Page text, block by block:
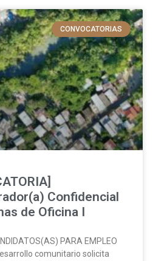
CONVOCATORIAS
Confidencial
de Oficina I
PARA EMPLEO
comunitario solicita